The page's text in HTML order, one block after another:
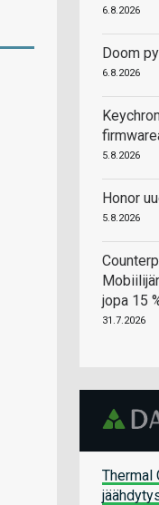
6.8.2026
Doom
6.8.2026
5.8.2026
Honor
5.8.2026
jopa 15
31.7.2026
Thermal